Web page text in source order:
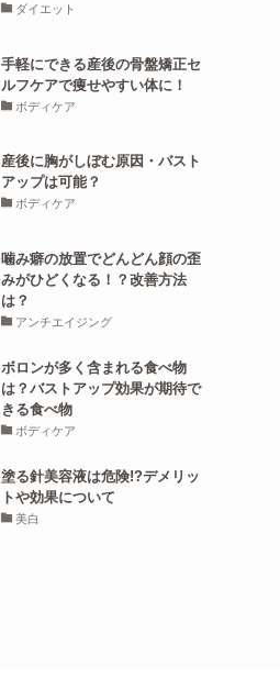
ダイエット
手軽にできる産後の骨盤矯正セ
ルフケアで痩せやすい体に！
ボディケア
産後に胸がしぼむ原因・バスト
アップは可能？
ボディケア
噛み癖の放置でどんどん顔の歪
みがひどくなる！？改善方法
は？
アンチエイジング
ボロンが多く含まれる食べ物
は？バストアップ効果が期待で
きる食べ物
ボディケア
塗る針美容液は危険!?デメリッ
トや効果について
美白